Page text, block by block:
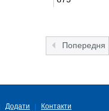
Попередня
Додати Контакти